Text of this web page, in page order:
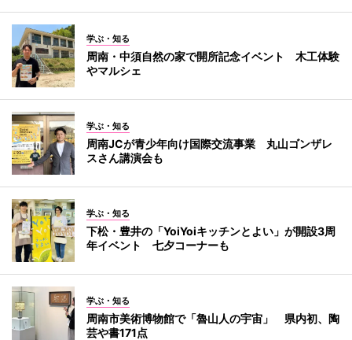
学ぶ・知る
周南・中須自然の家で開所記念イベント 木工体験
やマルシェ
学ぶ・知る
周南JCが青少年向け国際交流事業 丸山ゴンザレ
スさん講演会も
学ぶ・知る
下松・豊井の「YoiYoiキッチンとよい」が開設3周
年イベント 七夕コーナーも
学ぶ・知る
周南市美術博物館で「魯山人の宇宙」 県内初、陶
芸や書171点